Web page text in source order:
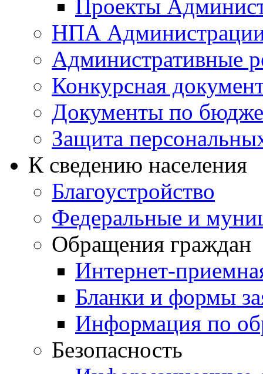
Проекты
НПА
Административные
Конкурсная
Документы по
Защита
К сведению населения
Благоустройство
Федеральные и
Обращения граждан
Интернет-
Бланки и формы
Информация по
Безопасность